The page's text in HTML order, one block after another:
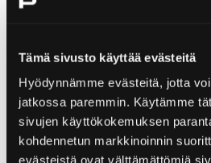
Tämä sivusto käyttää evästeitä
Hyödynnämme evästeitä, jotta
jatkossa paremmin. Käytämme
sivujen käyttökokemuksen
kohdennetun markkinoinnin
evästeistä ovat välttämättömiä
Home Visit Yyteri
Visit Yyteri